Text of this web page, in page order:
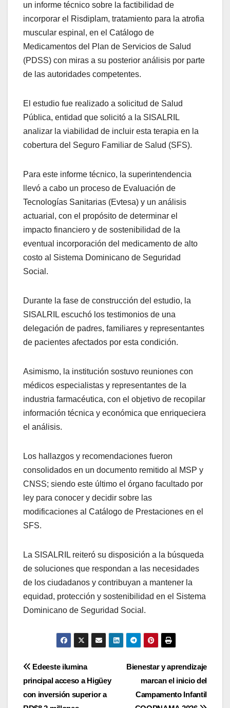
un informe técnico sobre la factibilidad de
incorporar el Risdiplam, tratamiento para la atrofia
muscular espinal, en el Catálogo de
Medicamentos del Plan de Servicios de Salud
(PDSS) con miras a su posterior análisis por parte
de las autoridades competentes.
El estudio fue realizado a solicitud de Salud
Pública, entidad que solicitó a la SISALRIL
analizar la viabilidad de incluir esta terapia en la
cobertura del Seguro Familiar de Salud (SFS).
Para este informe técnico, la superintendencia
llevó a cabo un proceso de Evaluación de
Tecnologías Sanitarias (Evtesa) y un análisis
actuarial, con el propósito de determinar el
impacto financiero y de sostenibilidad de la
eventual incorporación del medicamento de alto
costo al Sistema Dominicano de Seguridad
Social.
Durante la fase de construcción del estudio, la
SISALRIL escuchó los testimonios de una
delegación de padres, familiares y representantes
de pacientes afectados por esta condición.
Asimismo, la institución sostuvo reuniones con
médicos especialistas y representantes de la
industria farmacéutica, con el objetivo de recopilar
información técnica y económica que enriqueciera
el análisis.
Los hallazgos y recomendaciones fueron
consolidados en un documento remitido al MSP y
CNSS; siendo este último el órgano facultado por
ley para conocer y decidir sobre las
modificaciones al Catálogo de Prestaciones en el
SFS.
La SISALRIL reiteró su disposición a la búsqueda
de soluciones que respondan a las necesidades
de los ciudadanos y contribuyan a mantener la
equidad, protección y sostenibilidad en el Sistema
Dominicano de Seguridad Social.
Navegación
de
Bienestar y aprendizaje
marcan el inicio del
Campamento Infantil
Edeeste ilumina
principal acceso a Higüey
con inversión superior a